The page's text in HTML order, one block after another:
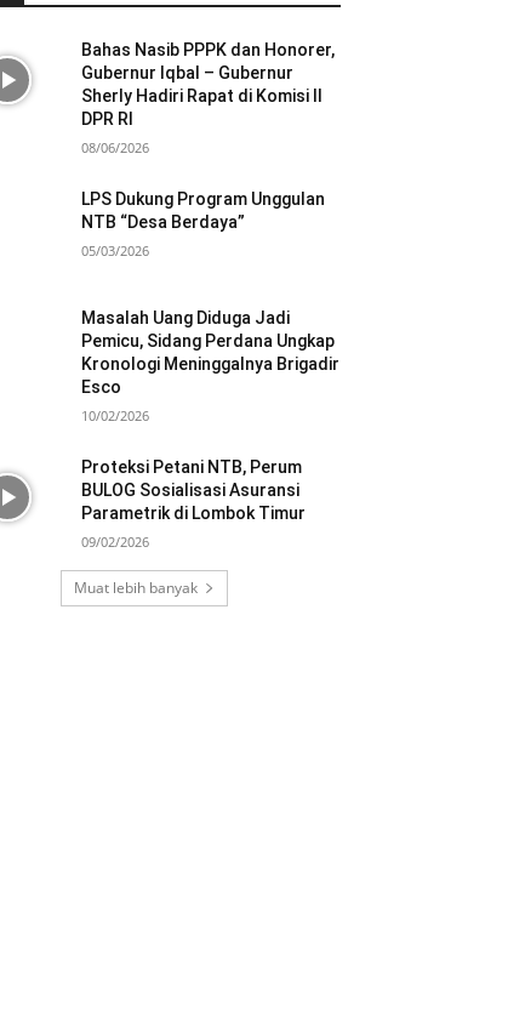
Bahas Nasib PPPK dan Honorer,
Gubernur Iqbal – Gubernur
Sherly Hadiri Rapat di Komisi II
DPR RI
08/06/2026
LPS Dukung Program Unggulan
NTB “Desa Berdaya”
05/03/2026
Masalah Uang Diduga Jadi
Pemicu, Sidang Perdana Ungkap
Kronologi Meninggalnya Brigadir
Esco
10/02/2026
Proteksi Petani NTB, Perum
BULOG Sosialisasi Asuransi
Parametrik di Lombok Timur
09/02/2026
Muat lebih banyak